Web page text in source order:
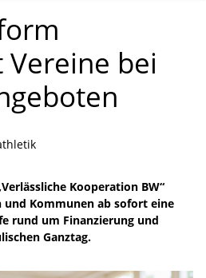
bei
Kooperation BW“
und Kommunen ab sofort eine
rund um Finanzierung und
Ganztag.